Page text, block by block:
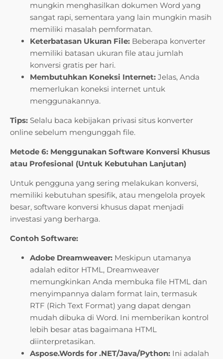
mungkin menghasilkan dokumen Word yang
sangat rapi, sementara yang lain mungkin masih
memiliki masalah pemformatan.
Keterbatasan Ukuran File: Beberapa konverter
memiliki batasan ukuran file atau jumlah
konversi gratis per hari.
Membutuhkan Koneksi Internet: Jelas, Anda
memerlukan koneksi internet untuk
menggunakannya.
Tips: Selalu baca kebijakan privasi situs konverter
online sebelum mengunggah file.
Metode 6: Menggunakan Software Konversi Khusus
atau Profesional (Untuk Kebutuhan Lanjutan)
Untuk pengguna yang sering melakukan konversi,
memiliki kebutuhan spesifik, atau mengelola proyek
besar, software konversi khusus dapat menjadi
investasi yang berharga.
Contoh Software:
Adobe Dreamweaver: Meskipun utamanya
adalah editor HTML, Dreamweaver
memungkinkan Anda membuka file HTML dan
menyimpannya dalam format lain, termasuk
RTF (Rich Text Format) yang dapat dengan
mudah dibuka di Word. Ini memberikan kontrol
lebih besar atas bagaimana HTML
diinterpretasikan.
Aspose.Words for .NET/Java/Python: Ini adalah